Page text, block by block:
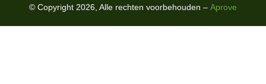
© Copyright 2026, Alle rechten voorbehouden – Aprove